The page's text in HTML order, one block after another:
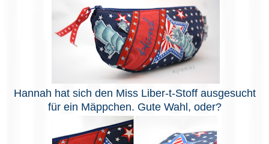
Hannah hat sich den Miss Liber-t-Stoff ausgesucht
für ein Mäppchen. Gute Wahl, oder?